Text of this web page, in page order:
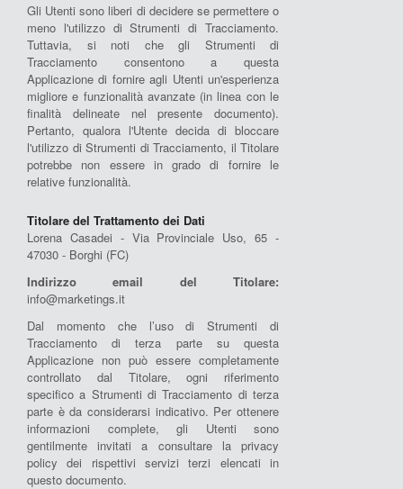
Gli Utenti sono liberi di decidere se permettere o
meno l'utilizzo di Strumenti di Tracciamento.
Tuttavia, si noti che gli Strumenti di
Tracciamento consentono a questa
Applicazione di fornire agli Utenti un'esperienza
migliore e funzionalità avanzate (in linea con le
finalità delineate nel presente documento).
Pertanto, qualora l'Utente decida di bloccare
l'utilizzo di Strumenti di Tracciamento, il Titolare
potrebbe non essere in grado di fornire le
relative funzionalità.
Titolare del Trattamento dei Dati
Lorena Casadei - Via Provinciale Uso, 65 -
47030 - Borghi (FC)
Indirizzo email del Titolare:
info@marketings.it
Dal momento che l’uso di Strumenti di
Tracciamento di terza parte su questa
Applicazione non può essere completamente
controllato dal Titolare, ogni riferimento
specifico a Strumenti di Tracciamento di terza
parte è da considerarsi indicativo. Per ottenere
informazioni complete, gli Utenti sono
gentilmente invitati a consultare la privacy
policy dei rispettivi servizi terzi elencati in
questo documento.